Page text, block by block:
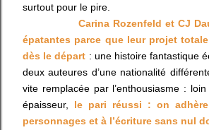
surtout pour le pire.
Carina Rozenfeld et CJ
épatantes parce que leur projet
dès le départ : une histoire fantastique
deux auteures d’une nationalité
vite remplacée par l’enthousiasme : loin
épaisseur, le pari réussi : on
personnages et à l’écriture sans nul